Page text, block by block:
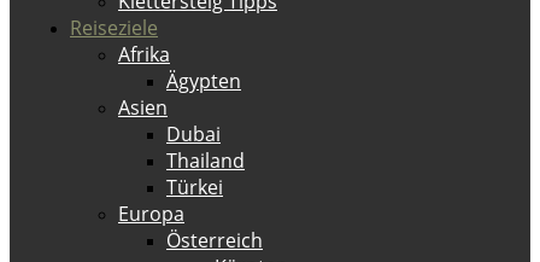
Reiseziele
Afrika
Ägypten
Asien
Dubai
Thailand
Türkei
Europa
Österreich